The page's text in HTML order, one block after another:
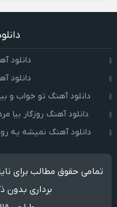
دانلود
دانلود
دانلود آهنگ تو خواب و
دانلود آهنگ روزگار بیا
دانلود آهنگ نمیشه یه
تمامی حقوق مطالب برای
برداری بدون